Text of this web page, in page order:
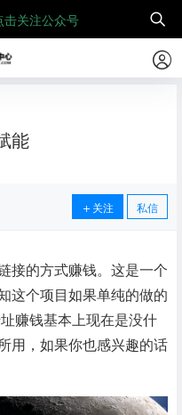
击关注公众号
能
关注 私信
接的方式赚钱。这是一个
这个项目如果单纯的做的
赚钱基本上现在是没什
用，如果你也感兴趣的话